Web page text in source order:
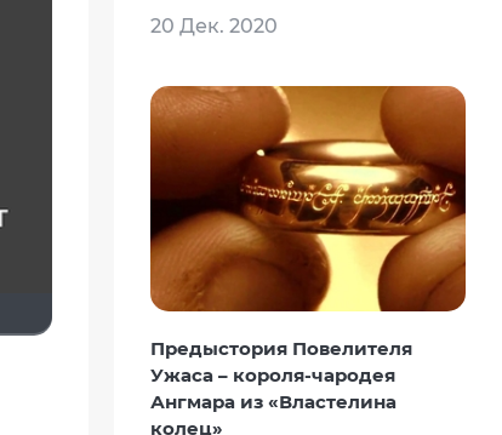
20 Дек. 2020
Предыстория Повелителя
Ужаса – короля-чародея
Ангмара из «Властелина
колец»